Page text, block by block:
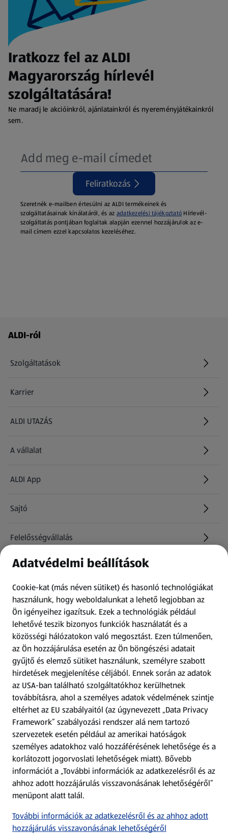
Iratkozz fel az ALDI
Magyarország hírlevél
szolgáltatására!
Ne maradj le akcióinkról, ajánlatainkról és nyereményjátékainkról
sem.
Feliratkozás
Szeretnék e-mailben értesülni az ALDI termékeinek és
szolgáltatásainak kínálatáról, és az adatkezelési tájékoztató Hírlevél-
szolgáltatás pontjában foglaltak alapján ezennel hozzájárulok az e-
mail címem ezzel kapcsolatos kezeléséhez.
Láblécmenü - további linkek
ALDI-ról
Szolgáltatások
Karrier
(új oldalon nyílik meg)
ALDI UTAZÁS
(új oldalon nyílik meg)
A vállalat
ALDI App
Sajtó
Felelősségvállalás
Információk
Kérdőív
Fizetési lehetőségek
ALDI utalványok
Árcsökkentés
Adattörlő alkalmazás
Szervizpont
(új oldalon nyílik meg)
Fedezz fel minket az interneten!
Töltsd le az ALDI Magyarország applikációt!
Adatvédelmi beállítások
Cookie-kat (más néven sütiket) és hasonló technológiákat
használunk, hogy weboldalunkat a lehető legjobban az
Ön igényeihez igazítsuk. Ezek a technológiák például
lehetővé teszik bizonyos funkciók használatát és a
közösségi hálózatokon való megosztást. Ezen túlmenően,
az Ön hozzájárulása esetén az Ön böngészési adatait
gyűjtő és elemző sütiket használunk, személyre szabott
hirdetések megjelenítése céljából. Ennek során az adatok
az USA-ban található szolgáltatókhoz kerülhetnek
továbbításra, ahol a személyes adatok védelmének szintje
eltérhet az EU szabályaitól (az úgynevezett „Data Privacy
Framework” szabályozási rendszer alá nem tartozó
szervezetek esetén például az amerikai hatóságok
személyes adatokhoz való hozzáférésének lehetősége és a
korlátozott jogorvoslati lehetőségek miatt). Bővebb
információt a „További információk az adatkezelésről és az
ahhoz adott hozzájárulás visszavonásának lehetőségéről”
menüpont alatt talál.
További információk az adatkezelésről és az ahhoz adott
hozzájárulás visszavonásának lehetőségéről